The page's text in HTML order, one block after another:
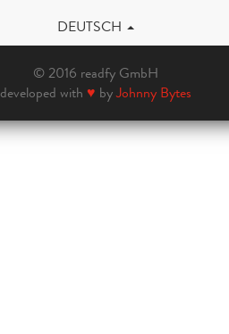
DEUTSCH
© 2016 readfy GmbH
developed with ♥ byJohnny Bytes